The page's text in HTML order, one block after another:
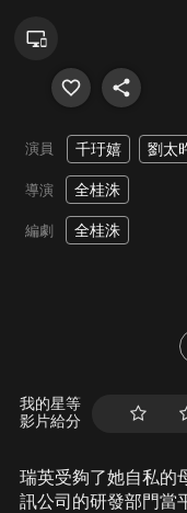
演員 千玗嬉 劉太
導演 全桂洙
編劇 全桂洙
我的星等
影片給分
瑞英受夠了她自私的
訊公司的研發部門當